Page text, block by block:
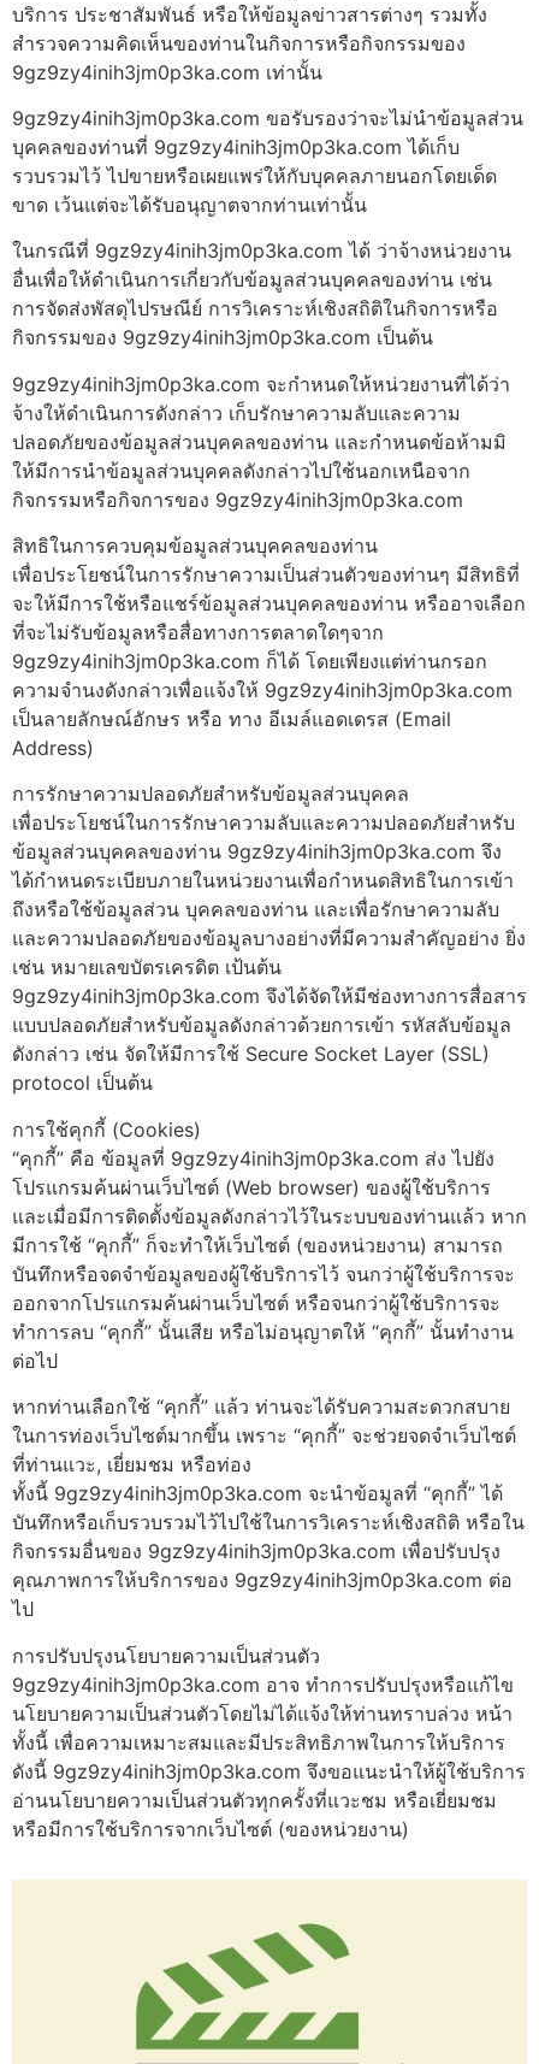
บริการ ประชาสัมพันธ์ หรือให้ข้อมูลข่าวสารต่างๆ รวมทั้ง
สำรวจความคิดเห็นของท่านในกิจการหรือกิจกรรมของ
9gz9zy4inih3jm0p3ka.com เท่านั้น
9gz9zy4inih3jm0p3ka.com ขอรับรองว่าจะไม่นำข้อมูลส่วน
บุคคลของท่านที่ 9gz9zy4inih3jm0p3ka.com ได้เก็บ
รวบรวมไว้ ไปขายหรือเผยแพร่ให้กับบุคคลภายนอกโดยเด็ด
ขาด เว้นแต่จะได้รับอนุญาตจากท่านเท่านั้น
ในกรณีที่ 9gz9zy4inih3jm0p3ka.com ได้ ว่าจ้างหน่วยงาน
อื่นเพื่อให้ดำเนินการเกี่ยวกับข้อมูลส่วนบุคคลของท่าน เช่น
การจัดส่งพัสดุไปรษณีย์ การวิเคราะห์เชิงสถิติในกิจการหรือ
กิจกรรมของ 9gz9zy4inih3jm0p3ka.com เป็นต้น
9gz9zy4inih3jm0p3ka.com จะกำหนดให้หน่วยงานที่ได้ว่า
จ้างให้ดำเนินการดังกล่าว เก็บรักษาความลับและความ
ปลอดภัยของข้อมูลส่วนบุคคลของท่าน และกำหนดข้อห้ามมิ
ให้มีการนำข้อมูลส่วนบุคคลดังกล่าวไปใช้นอกเหนือจาก
กิจกรรมหรือกิจการของ 9gz9zy4inih3jm0p3ka.com
สิทธิในการควบคุมข้อมูลส่วนบุคคลของท่าน
เพื่อประโยชน์ในการรักษาความเป็นส่วนตัวของท่านๆ มีสิทธิที่
จะให้มีการใช้หรือแชร์ข้อมูลส่วนบุคคลของท่าน หรืออาจเลือก
ที่จะไม่รับข้อมูลหรือสื่อทางการตลาดใดๆจาก
9gz9zy4inih3jm0p3ka.com ก็ได้ โดยเพียงแต่ท่านกรอก
ความจำนงดังกล่าวเพื่อแจ้งให้ 9gz9zy4inih3jm0p3ka.com
เป็นลายลักษณ์อักษร หรือ ทาง อีเมล์แอดเดรส (Email
Address)
การรักษาความปลอดภัยสำหรับข้อมูลส่วนบุคคล
เพื่อประโยชน์ในการรักษาความลับและความปลอดภัยสำหรับ
ข้อมูลส่วนบุคคลของท่าน 9gz9zy4inih3jm0p3ka.com จึง
ได้กำหนดระเบียบภายในหน่วยงานเพื่อกำหนดสิทธิในการเข้า
ถึงหรือใช้ข้อมูลส่วน บุคคลของท่าน และเพื่อรักษาความลับ
และความปลอดภัยของข้อมูลบางอย่างที่มีความสำคัญอย่าง ยิ่ง
เช่น หมายเลขบัตรเครดิต เป้นต้น
9gz9zy4inih3jm0p3ka.com จึงได้จัดให้มีช่องทางการสื่อสาร
แบบปลอดภัยสำหรับข้อมูลดังกล่าวด้วยการเข้า รหัสลับข้อมูล
ดังกล่าว เช่น จัดให้มีการใช้ Secure Socket Layer (SSL)
protocol เป็นต้น
การใช้คุกกี้ (Cookies)
“คุกกี้” คือ ข้อมูลที่ 9gz9zy4inih3jm0p3ka.com ส่ง ไปยัง
โปรแกรมค้นผ่านเว็บไซต์ (Web browser) ของผู้ใช้บริการ
และเมื่อมีการติดตั้งข้อมูลดังกล่าวไว้ในระบบของท่านแล้ว หาก
มีการใช้ “คุกกี้” ก็จะทำให้เว็บไซต์ (ของหน่วยงาน) สามารถ
บันทึกหรือจดจำข้อมูลของผู้ใช้บริการไว้ จนกว่าผู้ใช้บริการจะ
ออกจากโปรแกรมค้นผ่านเว็บไซต์ หรือจนกว่าผู้ใช้บริการจะ
ทำการลบ “คุกกี้” นั้นเสีย หรือไม่อนุญาตให้ “คุกกี้” นั้นทำงาน
ต่อไป
หากท่านเลือกใช้ “คุกกี้” แล้ว ท่านจะได้รับความสะดวกสบาย
ในการท่องเว็บไซต์มากขึ้น เพราะ “คุกกี้” จะช่วยจดจำเว็บไซต์
ที่ท่านแวะ, เยี่ยมชม หรือท่อง
ทั้งนี้ 9gz9zy4inih3jm0p3ka.com จะนำข้อมูลที่ “คุกกี้” ได้
บันทึกหรือเก็บรวบรวมไว้ไปใช้ในการวิเคราะห์เชิงสถิติ หรือใน
กิจกรรมอื่นของ 9gz9zy4inih3jm0p3ka.com เพื่อปรับปรุง
คุณภาพการให้บริการของ 9gz9zy4inih3jm0p3ka.com ต่อ
ไป
การปรับปรุงนโยบายความเป็นส่วนตัว
9gz9zy4inih3jm0p3ka.com อาจ ทำการปรับปรุงหรือแก้ไข
นโยบายความเป็นส่วนตัวโดยไม่ได้แจ้งให้ท่านทราบล่วง หน้า
ทั้งนี้ เพื่อความเหมาะสมและมีประสิทธิภาพในการให้บริการ
ดังนี้ 9gz9zy4inih3jm0p3ka.com จึงขอแนะนำให้ผู้ใช้บริการ
อ่านนโยบายความเป็นส่วนตัวทุกครั้งที่แวะชม หรือเยี่ยมชม
หรือมีการใช้บริการจากเว็บไซต์ (ของหน่วยงาน)